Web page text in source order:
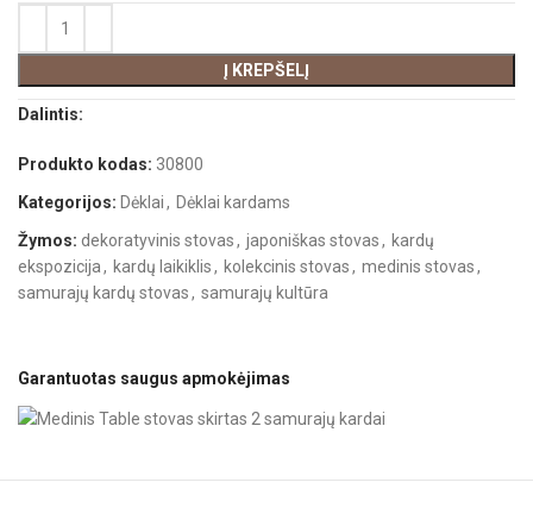
Į KREPŠELĮ
Dalintis:
Produkto kodas: 30800
Kategorijos: Dėklai, Dėklai kardams
Žymos: dekoratyvinis stovas, japoniškas stovas, kardų
ekspozicija, kardų laikiklis, kolekcinis stovas, medinis stovas,
samurajų kardų stovas, samurajų kultūra
Garantuotas saugus apmokėjimas